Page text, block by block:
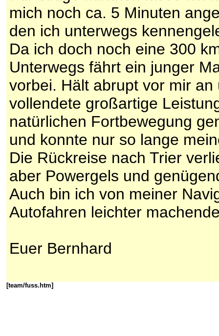
mich noch ca. 5 Minuten
den ich unterwegs
Da ich doch noch eine 300
Unterwegs fährt ein junger
vorbei. Hält abrupt vor mir
vollendete großartige
natürlichen Fortbewegung
und konnte nur so lange
Die Rückreise nach Trier
aber Powergels und
Auch bin ich von meiner
Autofahren leichter
Euer Bernhard
[team/fuss.htm]